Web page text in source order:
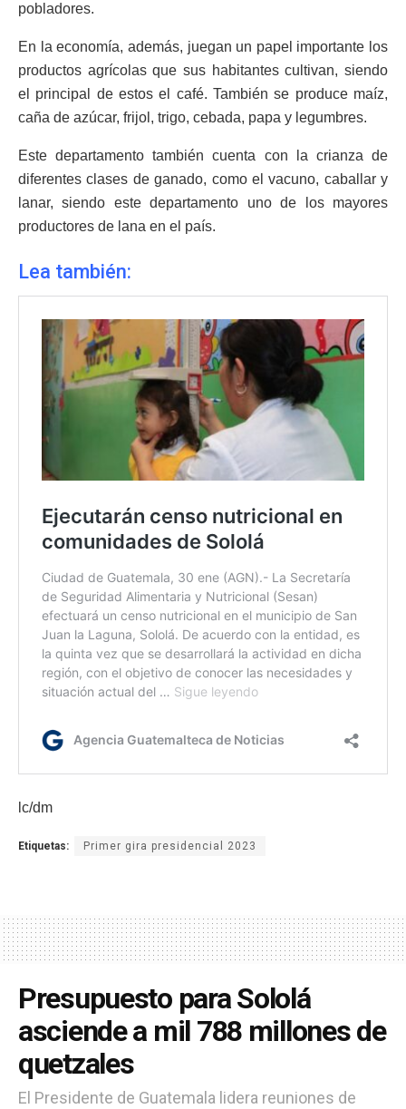
pobladores.
En la economía, además, juegan un papel importante los
productos agrícolas que sus habitantes cultivan, siendo
el principal de estos el café. También se produce maíz,
caña de azúcar, frijol, trigo, cebada, papa y legumbres.
Este departamento también cuenta con la crianza de
diferentes clases de ganado, como el vacuno, caballar y
lanar, siendo este departamento uno de los mayores
productores de lana en el país.
Lea también:
lc/dm
Etiquetas: Primer gira presidencial 2023
Presupuesto para Sololá
asciende a mil 788 millones de
quetzales
El Presidente de Guatemala lidera reuniones de